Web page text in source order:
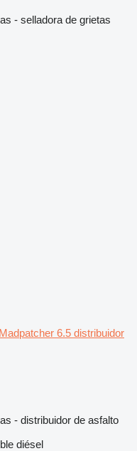
- selladora de grietas
6.5 distribuidor
- distribuidor de asfalto
diésel